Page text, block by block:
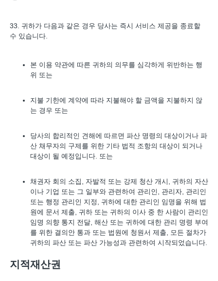
33. 귀하가 다음과 같은 경우 당사는 즉시 서비스 제공을 종료할
수 있습니다.
본 이용 약관에 따른 귀하의 의무를 심각하게 위반하는 행
위 또는
지불 기한에 계약에 따라 지불해야 할 금액을 지불하지 않
는 경우 또는
당사의 합리적인 견해에 따르면 파산 명령의 대상이거나 파
산 채무자의 구제를 위한 기타 법적 조항의 대상이 되거나
대상이 될 예정입니다. 또는
채권자 회의 소집, 자발적 또는 강제 청산 개시, 귀하의 자산
이나 기업 또는 그 일부와 관련하여 관리인, 관리자, 관리인
또는 행정 관리인 지정, 귀하에 대한 관리인 임명을 위해 법
원에 문서 제출, 귀하 또는 귀하의 이사 중 한 사람이 관리인
임명 의향 통지 전달, 해산 또는 귀하에 대한 관리 명령 부여
를 위한 결의안 통과 또는 법원에 청원서 제출, 모든 절차가
귀하의 파산 또는 파산 가능성과 관련하여 시작되었습니다.
지적재산권